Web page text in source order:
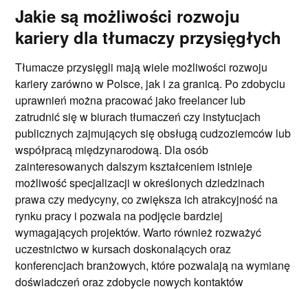
Jakie są możliwości rozwoju
kariery dla tłumaczy przysięgłych
Tłumacze przysięgli mają wiele możliwości rozwoju
kariery zarówno w Polsce, jak i za granicą. Po zdobyciu
uprawnień można pracować jako freelancer lub
zatrudnić się w biurach tłumaczeń czy instytucjach
publicznych zajmujących się obsługą cudzoziemców lub
współpracą międzynarodową. Dla osób
zainteresowanych dalszym kształceniem istnieje
możliwość specjalizacji w określonych dziedzinach
prawa czy medycyny, co zwiększa ich atrakcyjność na
rynku pracy i pozwala na podjęcie bardziej
wymagających projektów. Warto również rozważyć
uczestnictwo w kursach doskonalących oraz
konferencjach branżowych, które pozwalają na wymianę
doświadczeń oraz zdobycie nowych kontaktów